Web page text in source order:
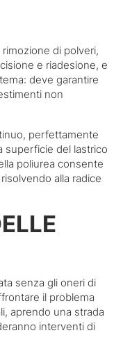
di polveri,
e riadesione, e
deve garantire
non
perfettamente
superficie del lastrico
poliurea consente
alla radice
senza gli oneri di
il problema
aprendo una strada
interventi di